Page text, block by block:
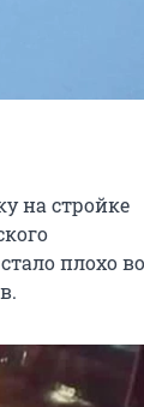
на стройке
плохо во